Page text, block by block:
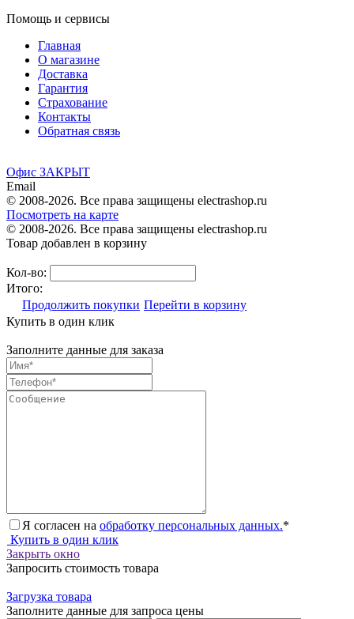
Помощь и сервисы
Главная
О магазине
Доставка
Гарантия
Страхование
Контакты
Обратная связь
Офис ЗАКРЫТ
Email
© 2008-2026. Все права защищены electrashop.ru
Посмотреть на карте
© 2008-2026. Все права защищены electrashop.ru
Товар добавлен в корзину
Кол-во:
Итого:
Продолжить покупки Перейти в корзину
Купить в один клик
Заполните данные для заказа
Я согласен на обработку персональных данных.*
Купить в один клик
Закрыть окно
Запросить стоимость товара
Загрузка товара
Заполните данные для запроса цены